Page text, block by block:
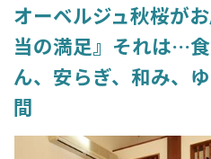
オーベルジュ秋桜が
当の満足』それは…
ん、安らぎ、和み、
間